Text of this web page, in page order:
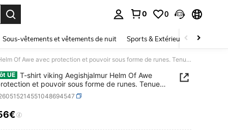
0 0
Sous-vêtements et vêtements de nuit Sports & Extérieur Enfants
T-shirt viking Aegishjalmur Helm Of Awe avec protection et pouvoir sous forme de runes. Tenue viking nordique.
UE
T-shirt viking Aegishjalmur Helm Of Awe
et pouvoir sous forme de runes. Tenue
AND AVAILABILITY